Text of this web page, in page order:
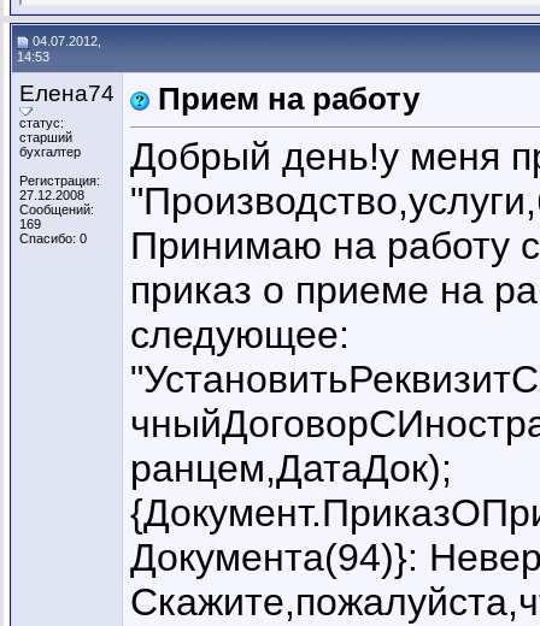
04.07.2012,
14:53
Елена74
статус:
старший
бухгалтер
Регистрация:
27.12.2008
Сообщений:
169
Спасибо: 0
Прием на работу
Добрый день!у меня
Принимаю на работу
приказ о приеме на
следующее:
ранцем,ДатаДок);
Документа(94)}: